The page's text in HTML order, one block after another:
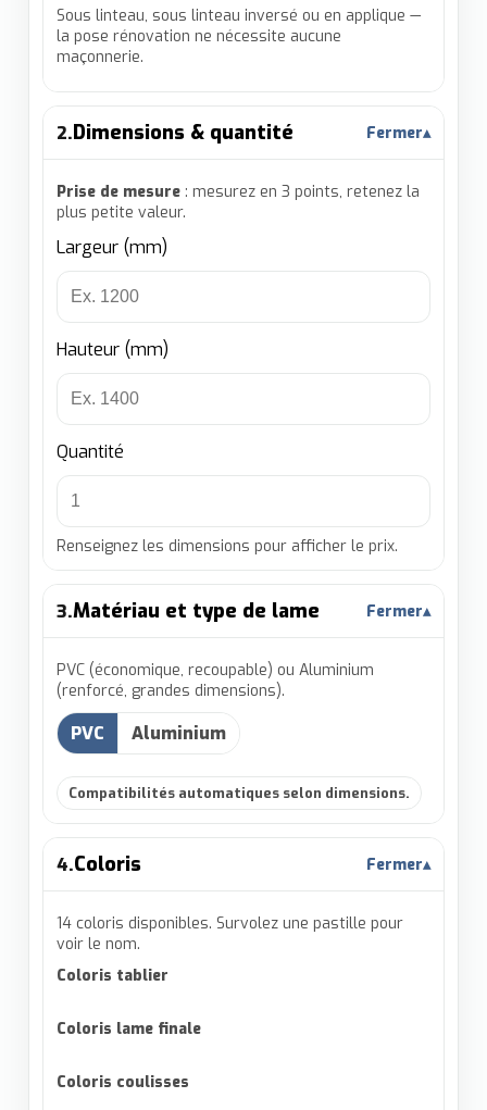
Sous linteau, sous linteau inversé ou en applique —
la pose rénovation ne nécessite aucune
maçonnerie.
2.Dimensions & quantité Fermer▴
Prise de mesure : mesurez en 3 points, retenez la
plus petite valeur.
Largeur (mm)
Hauteur (mm)
Quantité
Renseignez les dimensions pour afficher le prix.
3.Matériau et type de lame Fermer▴
PVC (économique, recoupable) ou Aluminium
(renforcé, grandes dimensions).
PVC Aluminium
Compatibilités automatiques selon dimensions.
4.Coloris Fermer▴
14 coloris disponibles. Survolez une pastille pour
voir le nom.
Coloris tablier
Coloris lame finale
Coloris coulisses